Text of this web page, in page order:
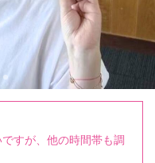
すが、他の時間帯も調